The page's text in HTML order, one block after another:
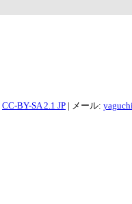
CC-BY-SA 2.1 JP | メール: